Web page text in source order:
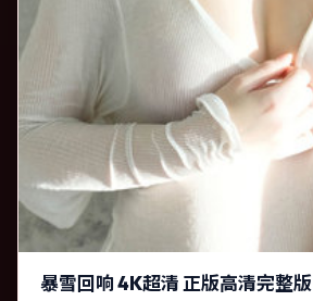
暴雪回响 4K超清 正版高清完整版